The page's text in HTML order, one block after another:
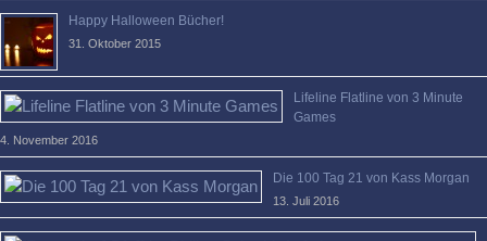
Happy Halloween Bücher!
31. Oktober 2015
Lifeline Flatline von 3 Minute
Games
4. November 2016
Die 100 Tag 21 von Kass Morgan
13. Juli 2016